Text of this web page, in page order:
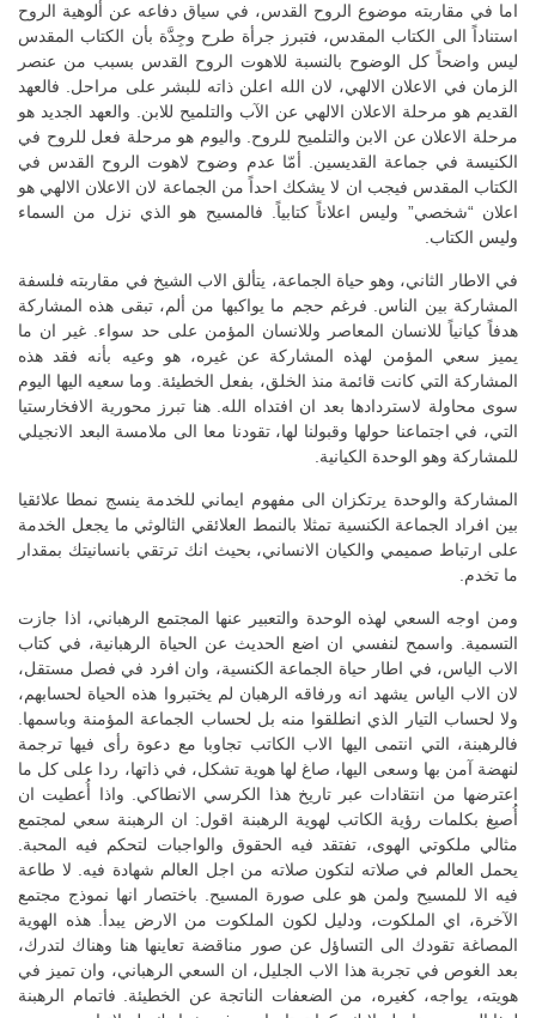
اما في مقاربته موضوع الروح القدس، في سياق دفاعه عن ألوهية الروح
استناداً الى الكتاب المقدس، فتبرز جرأة طرح وجِدَّة بأن الكتاب المقدس
ليس واضحاً كل الوضوح بالنسبة للاهوت الروح القدس بسبب من عنصر
الزمان في الاعلان الالهي، لان الله اعلن ذاته للبشر على مراحل. فالعهد
القديم هو مرحلة الاعلان الالهي عن الآب والتلميح للابن. والعهد الجديد هو
مرحلة الاعلان عن الابن والتلميح للروح. واليوم هو مرحلة فعل للروح في
الكنيسة في جماعة القديسين. أمّا عدم وضوح لاهوت الروح القدس في
الكتاب المقدس فيجب ان لا يشكك احداً من الجماعة لان الاعلان الالهي هو
اعلان “شخصي” وليس اعلاناً كتابياً. فالمسيح هو الذي نزل من السماء
وليس الكتاب.
في الاطار الثاني، وهو حياة الجماعة، يتألق الاب الشيخ في مقاربته فلسفة
المشاركة بين الناس. فرغم حجم ما يواكبها من ألم، تبقى هذه المشاركة
هدفاً كيانياً للانسان المعاصر وللانسان المؤمن على حد سواء. غير ان ما
يميز سعي المؤمن لهذه المشاركة عن غيره، هو وعيه بأنه فقد هذه
المشاركة التي كانت قائمة منذ الخلق، بفعل الخطيئة. وما سعيه اليها اليوم
سوى محاولة لاستردادها بعد ان افتداه الله. هنا تبرز محورية الافخارستيا
التي، في اجتماعنا حولها وقبولنا لها، تقودنا معا الى ملامسة البعد الانجيلي
للمشاركة وهو الوحدة الكيانية.
المشاركة والوحدة يرتكزان الى مفهوم ايماني للخدمة ينسج نمطا علائقيا
بين افراد الجماعة الكنسية تمثلا بالنمط العلائقي الثالوثي ما يجعل الخدمة
على ارتباط صميمي والكيان الانساني، بحيث انك ترتقي بانسانيتك بمقدار
ما تخدم.
ومن اوجه السعي لهذه الوحدة والتعبير عنها المجتمع الرهباني، اذا جازت
التسمية. واسمح لنفسي ان اضع الحديث عن الحياة الرهبانية، في كتاب
الاب الياس، في اطار حياة الجماعة الكنسية، وان افرد في فصل مستقل،
لان الاب الياس يشهد انه ورفاقه الرهبان لم يختبروا هذه الحياة لحسابهم،
ولا لحساب التيار الذي انطلقوا منه بل لحساب الجماعة المؤمنة وباسمها.
فالرهبنة، التي انتمى اليها الاب الكاتب تجاوبا مع دعوة رأى فيها ترجمة
لنهضة آمن بها وسعى اليها، صاغ لها هوية تشكل، في ذاتها، ردا على كل ما
اعترضها من انتقادات عبر تاريخ هذا الكرسي الانطاكي. واذا أُعطيت ان
أُصيغ بكلمات رؤية الكاتب لهوية الرهبنة اقول: ان الرهبنة سعي لمجتمع
مثالي ملكوتي الهوى، تفتقد فيه الحقوق والواجبات لتحكم فيه المحبة.
يحمل العالم في صلاته لتكون صلاته من اجل العالم شهادة فيه. لا طاعة
فيه الا للمسيح ولمن هو على صورة المسيح. باختصار انها نموذج مجتمع
الآخرة، اي الملكوت، ودليل لكون الملكوت من الارض يبدأ. هذه الهوية
المصاغة تقودك الى التساؤل عن صور مناقضة تعاينها هنا وهناك لتدرك،
بعد الغوص في تجربة هذا الاب الجليل، ان السعي الرهباني، وان تميز في
هويته، يواجه، كغيره، من الضعفات الناتجة عن الخطيئة. فاتمام الرهبنة